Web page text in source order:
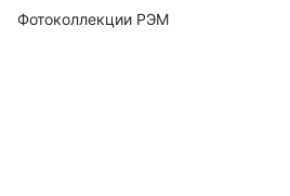
Фотоколлекции РЭМ